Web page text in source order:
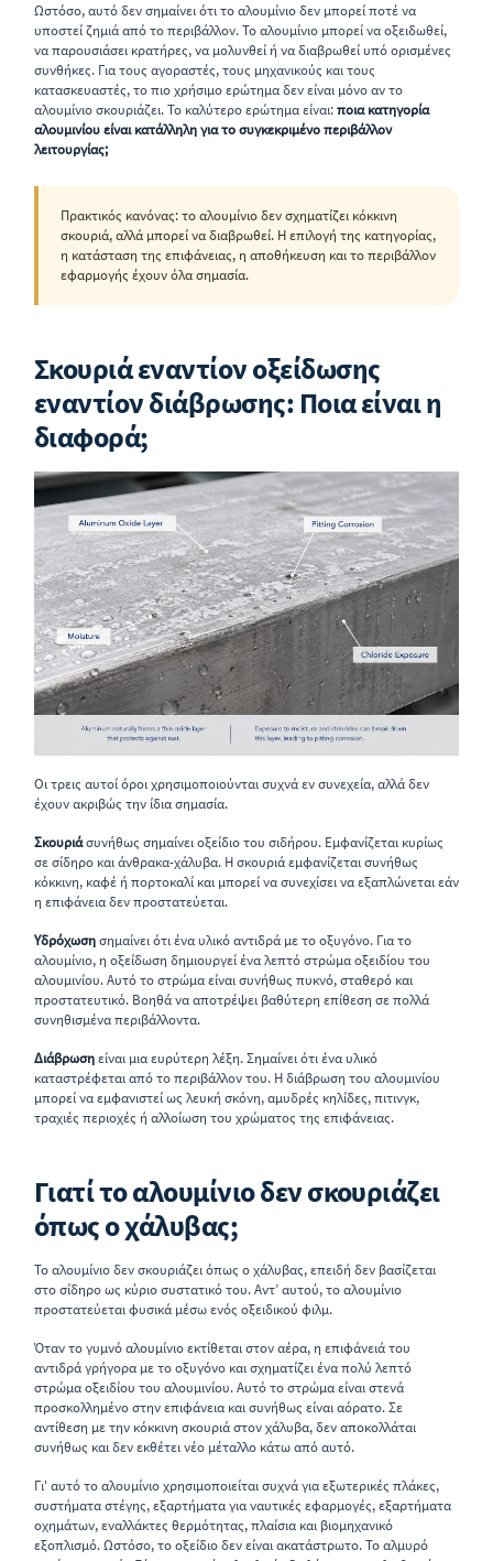
Ωστόσο, αυτό δεν σημαίνει ότι το αλουμίνιο δεν μπορεί ποτέ να
υποστεί ζημιά από το περιβάλλον. Το αλουμίνιο μπορεί να οξειδωθεί,
να παρουσιάσει κρατήρες, να μολυνθεί ή να διαβρωθεί υπό ορισμένες
συνθήκες. Για τους αγοραστές, τους μηχανικούς και τους
κατασκευαστές, το πιο χρήσιμο ερώτημα δεν είναι μόνο αν το
αλουμίνιο σκουριάζει. Το καλύτερο ερώτημα είναι:ποια κατηγορία
αλουμινίου είναι κατάλληλη για το συγκεκριμένο περιβάλλον
λειτουργίας;
Πρακτικός κανόνας: το αλουμίνιο δεν σχηματίζει κόκκινη
σκουριά, αλλά μπορεί να διαβρωθεί. Η επιλογή της κατηγορίας,
η κατάσταση της επιφάνειας, η αποθήκευση και το περιβάλλον
εφαρμογής έχουν όλα σημασία.
Σκουριά εναντίον οξείδωσης
εναντίον διάβρωσης: Ποια είναι η
διαφορά;
Οι τρεις αυτοί όροι χρησιμοποιούνται συχνά εν συνεχεία, αλλά δεν
έχουν ακριβώς την ίδια σημασία.
Σκουριάσυνήθως σημαίνει οξείδιο του σιδήρου. Εμφανίζεται κυρίως
σε σίδηρο και άνθρακα-χάλυβα. Η σκουριά εμφανίζεται συνήθως
κόκκινη, καφέ ή πορτοκαλί και μπορεί να συνεχίσει να εξαπλώνεται εάν
η επιφάνεια δεν προστατεύεται.
Υδρόχωσησημαίνει ότι ένα υλικό αντιδρά με το οξυγόνο. Για το
αλουμίνιο, η οξείδωση δημιουργεί ένα λεπτό στρώμα οξειδίου του
αλουμινίου. Αυτό το στρώμα είναι συνήθως πυκνό, σταθερό και
προστατευτικό. Βοηθά να αποτρέψει βαθύτερη επίθεση σε πολλά
συνηθισμένα περιβάλλοντα.
Διάβρωσηείναι μια ευρύτερη λέξη. Σημαίνει ότι ένα υλικό
καταστρέφεται από το περιβάλλον του. Η διάβρωση του αλουμινίου
μπορεί να εμφανιστεί ως λευκή σκόνη, αμυδρές κηλίδες, πιτινγκ,
τραχιές περιοχές ή αλλοίωση του χρώματος της επιφάνειας.
Γιατί το αλουμίνιο δεν σκουριάζει
όπως ο χάλυβας;
Το αλουμίνιο δεν σκουριάζει όπως ο χάλυβας, επειδή δεν βασίζεται
στο σίδηρο ως κύριο συστατικό του. Αντ’ αυτού, το αλουμίνιο
προστατεύεται φυσικά μέσω ενός οξειδικού φιλμ.
Όταν το γυμνό αλουμίνιο εκτίθεται στον αέρα, η επιφάνειά του
αντιδρά γρήγορα με το οξυγόνο και σχηματίζει ένα πολύ λεπτό
στρώμα οξειδίου του αλουμινίου. Αυτό το στρώμα είναι στενά
προσκολλημένο στην επιφάνεια και συνήθως είναι αόρατο. Σε
αντίθεση με την κόκκινη σκουριά στον χάλυβα, δεν αποκολλάται
συνήθως και δεν εκθέτει νέο μέταλλο κάτω από αυτό.
Γι' αυτό το αλουμίνιο χρησιμοποιείται συχνά για εξωτερικές πλάκες,
συστήματα στέγης, εξαρτήματα για ναυτικές εφαρμογές, εξαρτήματα
οχημάτων, εναλλάκτες θερμότητας, πλαίσια και βιομηχανικό
εξοπλισμό. Ωστόσο, το οξείδιο δεν είναι ακατάστρωτο. Το αλμυρό